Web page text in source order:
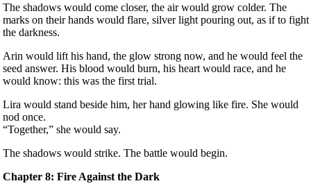
The shadows would come closer, the air would grow colder. The
marks on their hands would flare, silver light pouring out, as if to fight
the darkness.
Arin would lift his hand, the glow strong now, and he would feel the
seed answer. His blood would burn, his heart would race, and he
would know: this was the first trial.
Lira would stand beside him, her hand glowing like fire. She would
nod once.
“Together,” she would say.
The shadows would strike. The battle would begin.
Chapter 8: Fire Against the Dark